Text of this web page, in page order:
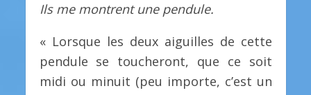
Ils me montrent une pendule.
« Lorsque les deux aiguilles de cette
pendule se toucheront, que ce soit
midi ou minuit (peu importe, c’est un